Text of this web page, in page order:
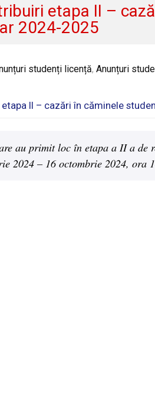
etapa II –
2024-2025
studenți licență,Anunțuri
II – cazări în căminele
au primit loc în etapa a II a
2024 – 16 octombrie 2024, ora